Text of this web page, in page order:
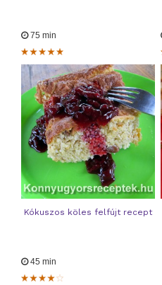
75 min
Kókuszos köles felfújt recept
45 min